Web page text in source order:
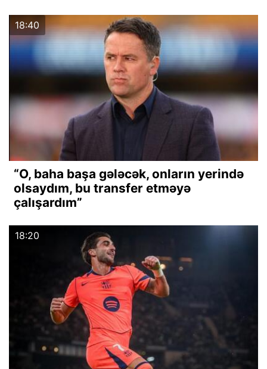
18:40
“O, baha başa gələcək, onların yerində
olsaydım, bu transfer etməyə
çalışardım”
18:20